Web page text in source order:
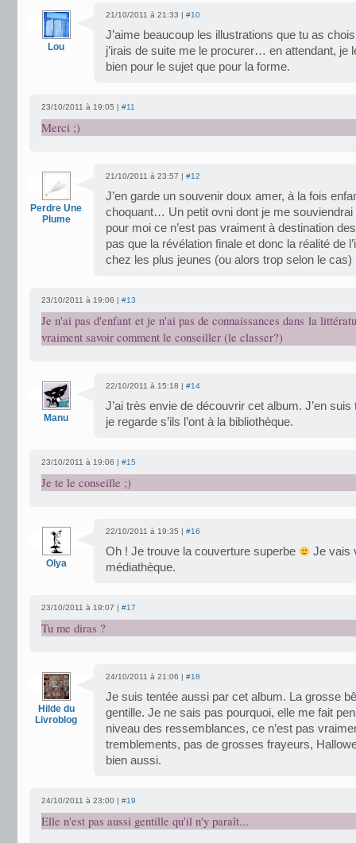
Lou
21/10/2011 à 21:33 | #10
J’aime beaucoup les illustrations que tu as
j’irais de suite me le procurer… en attendant, je
bien pour le sujet que pour la forme.
23/10/2011 à 19:05 | #11
Merci ;)
Perdre Une
Plume
21/10/2011 à 23:57 | #12
J’en garde un souvenir doux amer, à la fois
choquant… Un petit ovni dont je me souviendrai
pour moi ce n’est pas vraiment à destination
pas que la révélation finale et donc la réalité de
chez les plus jeunes (ou alors trop selon le cas)
23/10/2011 à 19:06 | #13
Je n'ai pas d'enfant et je n'ai pas de connaissances dans la
vraiment savoir comment le conseiller (le classer?)
Manu
22/10/2011 à 15:18 | #14
J’ai très envie de découvrir cet album. J’en
je regarde s’ils l’ont à la bibliothèque.
23/10/2011 à 19:06 | #15
Je te le conseille ;)
Olya
22/10/2011 à 19:35 | #16
Oh ! Je trouve la couverture superbe
Je vais
médiathèque.
23/10/2011 à 19:07 | #17
Tu me diras ?
Hilde du
Livroblog
24/10/2011 à 21:06 | #18
Je suis tentée aussi par cet album. La grosse
gentille. Je ne sais pas pourquoi, elle me fait
niveau des ressemblances, ce n’est pas
tremblements, pas de grosses frayeurs,
bien aussi.
24/10/2011 à 23:00 | #19
Elle n'est pas aussi gentille qu'il n'y paraît...